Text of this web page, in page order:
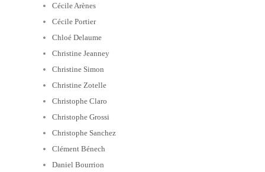
Cécile Arènes
Cécile Portier
Chloé Delaume
Christine Jeanney
Christine Simon
Christine Zotelle
Christophe Claro
Christophe Grossi
Christophe Sanchez
Clément Bénech
Daniel Bourrion